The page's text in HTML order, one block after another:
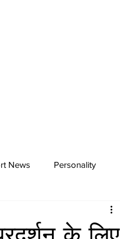
News Personality